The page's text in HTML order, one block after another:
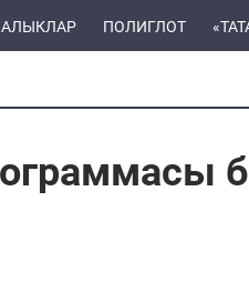
ПОЛИГЛОТ